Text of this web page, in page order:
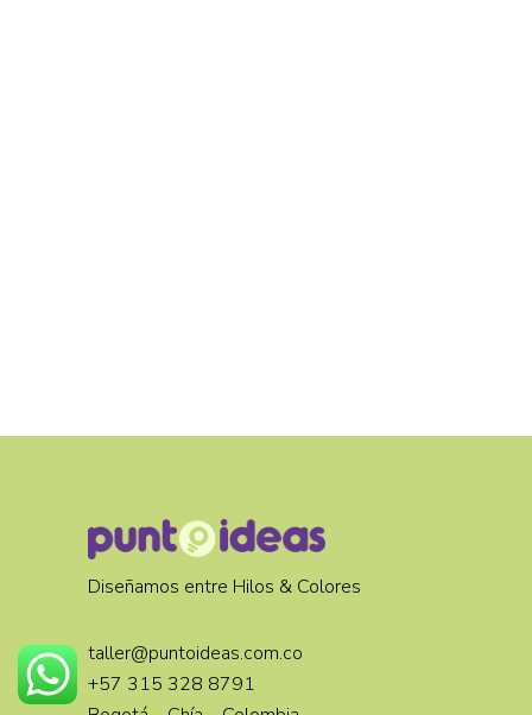
Diseñamos entre Hilos & Colores
taller@puntoideas.com.co
+57 315 328 8791